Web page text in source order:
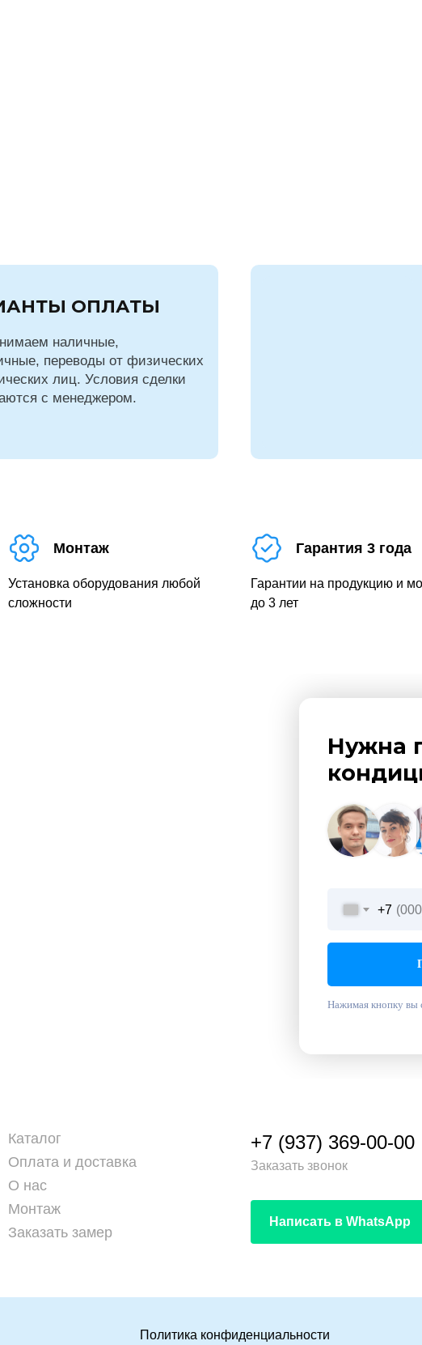
наличные,
переводы от физических
лиц. Условия сделки
с менеджером.
ОПЛАТЫ
Монтаж
Установка оборудования любой
сложности
Гарантия 3 года
Гарантии на продукцию и
до 3 лет
Нужна
+7
Нажимая кнопку вы
+7 (937) 369-00-00
Заказать звонок
Каталог
Оплата и доставка
О нас
Монтаж
Заказать замер
Написать в WhatsApp
Политика конфиденциальности